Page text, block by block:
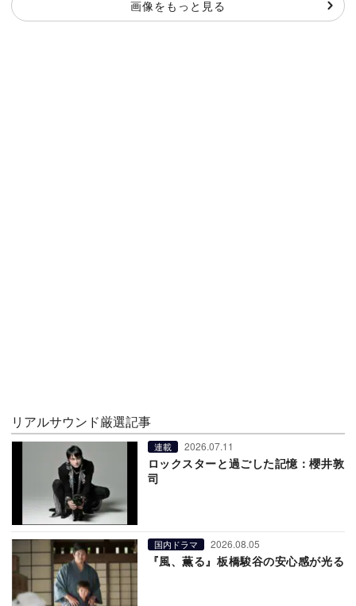
画像をもっと見る
リアルサウンド厳選記事
連載 2026.07.11
ロックスターと過ごした記憶：櫻井敦
司
国内ドラマ 2026.08.05
『風、薫る』板橋駿谷の安心感が光る